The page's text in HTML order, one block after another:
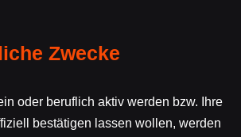
Zwecke
oder beruflich aktiv werden bzw. Ihre
bestätigen lassen wollen, werden